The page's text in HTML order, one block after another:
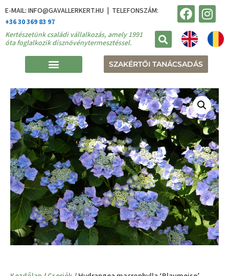
E-MAIL: INFO@GAVALLERKERT.HU | TELEFONSZÁM:
+36 30 369 83 97
Kertészetünk családi vállalkozás, amely 1991
óta foglalkozik dísznövénytermesztéssel.
SZAKÉRTŐI TANÁCSADÁS